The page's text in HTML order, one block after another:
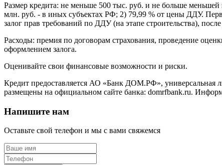
Размер кредита: не меньше 500 тыс. руб. и не больше
млн. руб. - в иных субъектах РФ; 2) 79,99 % от цены ДДУ.
залог прав требований по ДДУ (на этапе строительства),
Расходы: премия по договорам страхования, проведение
оформлением залога.
Оценивайте свои финансовые возможности и риски.
Кредит предоставляется АО «Банк ДОМ.РФ», универсальная
размещены на официальном сайте банка: domrfbank.ru.
Напишите нам
Оставьте свой телефон и мы с вами свяжемся